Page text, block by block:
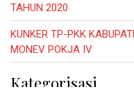
TAHUN 2020
KUNKER TP-PKK
MONEV POKJA IV
Kategorisasi